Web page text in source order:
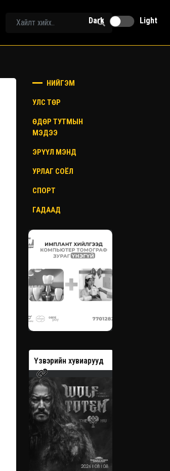
Dark Light
НИЙГЭМ
УЛС ТӨР
ӨДӨР ТУТМЫН
МЭДЭЭ
ЭРҮҮЛ МЭНД
УРЛАГ СОЁЛ
СПОРТ
ГАДААД
Үзвэрийн хувиарууд